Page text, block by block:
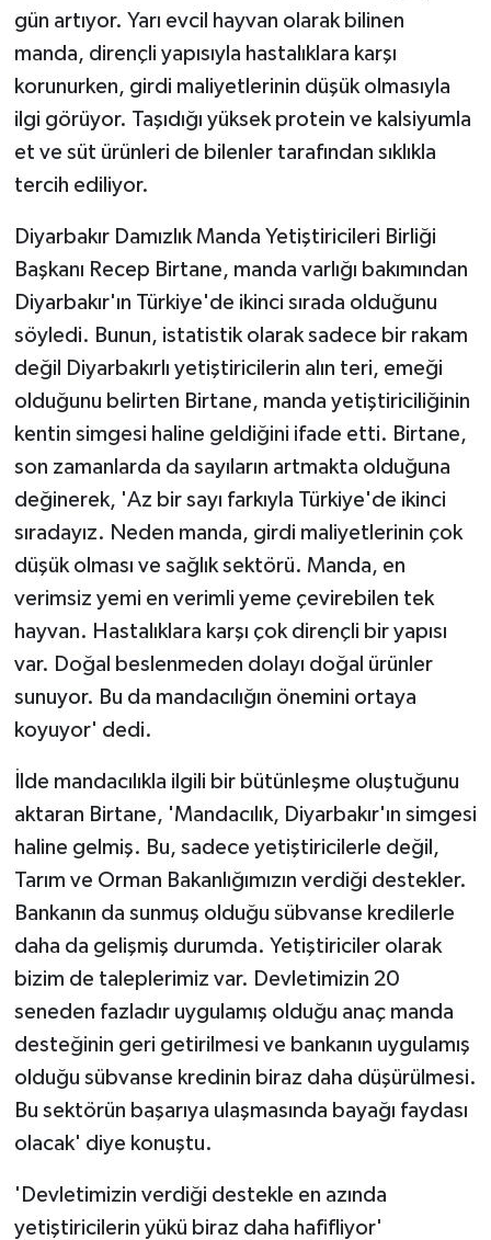
gün artıyor. Yarı evcil hayvan olarak bilinen
manda, dirençli yapısıyla hastalıklara karşı
korunurken, girdi maliyetlerinin düşük olmasıyla
ilgi görüyor. Taşıdığı yüksek protein ve kalsiyumla
et ve süt ürünleri de bilenler tarafından sıklıkla
tercih ediliyor.
Diyarbakır Damızlık Manda Yetiştiricileri Birliği
Başkanı Recep Birtane, manda varlığı bakımından
Diyarbakır'ın Türkiye'de ikinci sırada olduğunu
söyledi. Bunun, istatistik olarak sadece bir rakam
değil Diyarbakırlı yetiştiricilerin alın teri, emeği
olduğunu belirten Birtane, manda yetiştiriciliğinin
kentin simgesi haline geldiğini ifade etti. Birtane,
son zamanlarda da sayıların artmakta olduğuna
değinerek, 'Az bir sayı farkıyla Türkiye'de ikinci
sıradayız. Neden manda, girdi maliyetlerinin çok
düşük olması ve sağlık sektörü. Manda, en
verimsiz yemi en verimli yeme çevirebilen tek
hayvan. Hastalıklara karşı çok dirençli bir yapısı
var. Doğal beslenmeden dolayı doğal ürünler
sunuyor. Bu da mandacılığın önemini ortaya
koyuyor' dedi.
İlde mandacılıkla ilgili bir bütünleşme oluştuğunu
aktaran Birtane, 'Mandacılık, Diyarbakır'ın simgesi
haline gelmiş. Bu, sadece yetiştiricilerle değil,
Tarım ve Orman Bakanlığımızın verdiği destekler.
Bankanın da sunmuş olduğu sübvanse kredilerle
daha da gelişmiş durumda. Yetiştiriciler olarak
bizim de taleplerimiz var. Devletimizin 20
seneden fazladır uygulamış olduğu anaç manda
desteğinin geri getirilmesi ve bankanın uygulamış
olduğu sübvanse kredinin biraz daha düşürülmesi.
Bu sektörün başarıya ulaşmasında bayağı faydası
olacak' diye konuştu.
'Devletimizin verdiği destekle en azında
yetiştiricilerin yükü biraz daha hafifliyor'
İş Dünyası
Jandarma
Kadın
KÜLTÜR SANAT
MAGAZİN
Otomobil
Sağlık
SİYASET
SPOR HABERLERİ
TEKNOLOJİ
Turizm
ÜLKE GÜNDEMİ
YAŞAM
YEREL
Yerel Haberler